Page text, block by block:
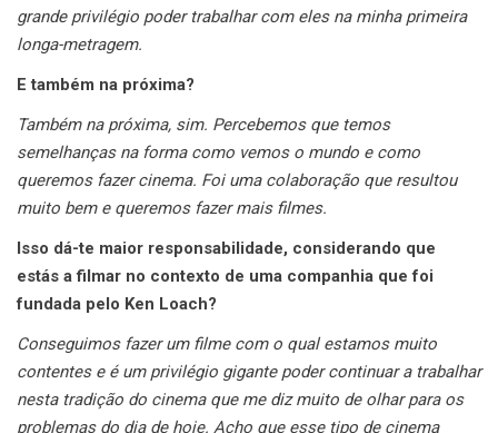
grande privilégio poder trabalhar com eles na minha primeira
longa-metragem.
E também na próxima?
Também na próxima, sim. Percebemos que temos
semelhanças na forma como vemos o mundo e como
queremos fazer cinema. Foi uma colaboração que resultou
muito bem e queremos fazer mais filmes.
Isso dá-te maior responsabilidade, considerando que
estás a filmar no contexto de uma companhia que foi
fundada pelo Ken Loach?
Conseguimos fazer um filme com o qual estamos muito
contentes e é um privilégio gigante poder continuar a trabalhar
nesta tradição do cinema que me diz muito de olhar para os
problemas do dia de hoje. Acho que esse tipo de cinema